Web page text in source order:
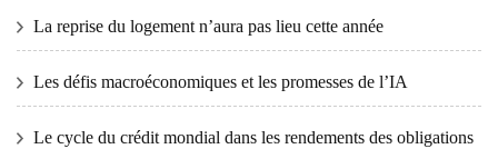
La reprise du logement n’aura pas lieu cette année
Les défis macroéconomiques et les promesses de l’IA
Le cycle du crédit mondial dans les rendements des obligations